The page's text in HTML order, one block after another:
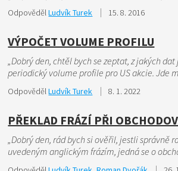
OdpovědělLudvík Turek 15. 8. 2016
VÝPOČET VOLUME PROFILU
„Dobrý den, chtěl bych se zeptat, z jakých
periodický volume profile pro US akcie. Jde
OdpovědělLudvík Turek 8. 1. 2022
PŘEKLAD FRÁZÍ PŘI
„Dobrý den, rád bych si ověřil, jestli správně
uvedeným anglickým frázím, jedná se o